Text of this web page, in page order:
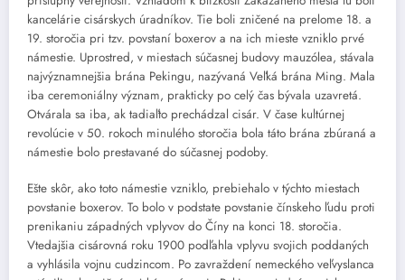
kancelárie cisárskych úradníkov. Tie boli zničené na prelome 18. a
19. storočia pri tzv. povstaní boxerov a na ich mieste vzniklo prvé
námestie. Uprostred, v miestach súčasnej budovy mauzólea, stávala
najvýznamnejšia brána Pekingu, nazývaná Veľká brána Ming. Mala
iba ceremoniálny význam, prakticky po celý čas bývala uzavretá.
Otvárala sa iba, ak tadiaľto prechádzal cisár. V čase kultúrnej
revolúcie v 50. rokoch minulého storočia bola táto brána zbúraná a
námestie bolo prestavané do súčasnej podoby.
Ešte skôr, ako toto námestie vzniklo, prebiehalo v týchto miestach
povstanie boxerov. To bolo v podstate povstanie čínskeho ľudu proti
prenikaniu západných vplyvov do Číny na konci 18. storočia.
Vtedajšia cisárovná roku 1900 podľahla vplyvu svojich poddaných
a vyhlásila vojnu cudzincom. Po zavraždení nemeckého veľvyslanca